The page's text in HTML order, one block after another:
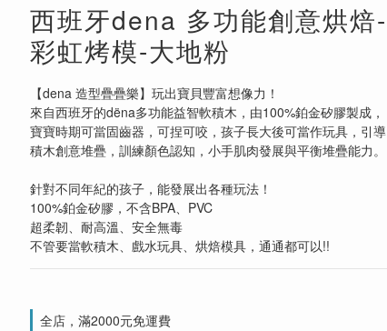
西班牙dena 多功能創意烘焙-
彩虹烤模-大地粉
【dena 造型疊疊樂】玩出寶貝豐富想像力！
來自西班牙的dëna多功能益智軟積木，由100%鉑金矽膠製成，
寶寶時期可當固齒器，可捏可咬，孩子長大後可當作玩具，引導
積木創意堆疊，訓練顏色認知，小手肌肉發展與平衡堆疊能力。
針對不同年紀的孩子，能發展出各種玩法！
100%鉑金矽膠，不含BPA、PVC
超柔韌、耐高溫、安全無毒
不管要當軟積木、戲水玩具、烘焙模具，通通都可以!!
全店，滿2000元免運費